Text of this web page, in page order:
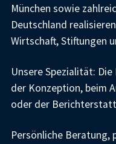
München sowie
Deutschland
Wirtschaft, Stiftungen
Unsere Spezialität:
der Konzeption, beim
oder der
Persönliche Beratung,